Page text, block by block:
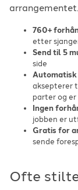
arrangementet.
760+
etter
Send til 5
side
aksepterer
parter og
Ingen
jobben er
Gratis for
sende
Ofte